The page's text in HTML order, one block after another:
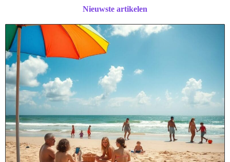
Nieuwste artikelen